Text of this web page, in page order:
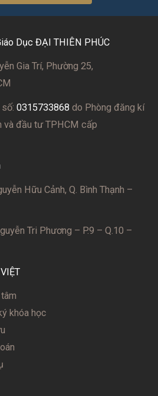
Dục ĐẠI THIÊN PHÚC
Gia Trí, Phường 25,
0315733868 do Phòng đăng kí
và đầu tư TPHCM cấp
Hữu Cảnh, Q. Bình Thạnh –
Tri Phương – P.9 – Q.10 –
khóa học